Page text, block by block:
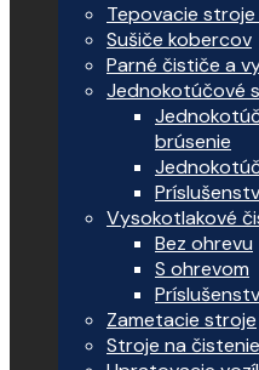
Tepovacie
Sušiče kobercov
Parné čističe a
Jednokotúčové
brúsenie
Vysokotlakové
Bez ohrevu
S ohrevom
Zametacie stroje
Stroje na